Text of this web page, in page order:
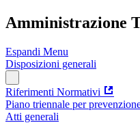
Amministrazione
Espandi Menu
Disposizioni generali
Riferimenti Normativi
Piano triennale per
Atti generali